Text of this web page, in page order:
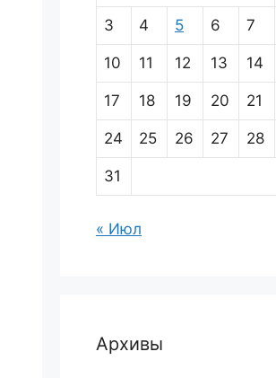
3 4 5 6 7
10 11 12 13 14
17 18 19 20 21
24 25 26 27 28
31
« Июл
Архивы